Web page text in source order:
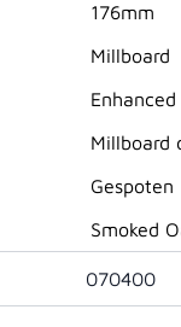
176mm
Millboard
Millboard
Gespoten
Smoked
070400